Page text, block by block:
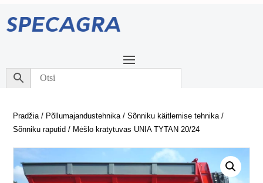
Pradžia/ Põllumajandustehnika/Sõnniku käitlemise tehnika/
Sõnniku raputid / Mėšlo kratytuvas UNIA TYTAN 20/24